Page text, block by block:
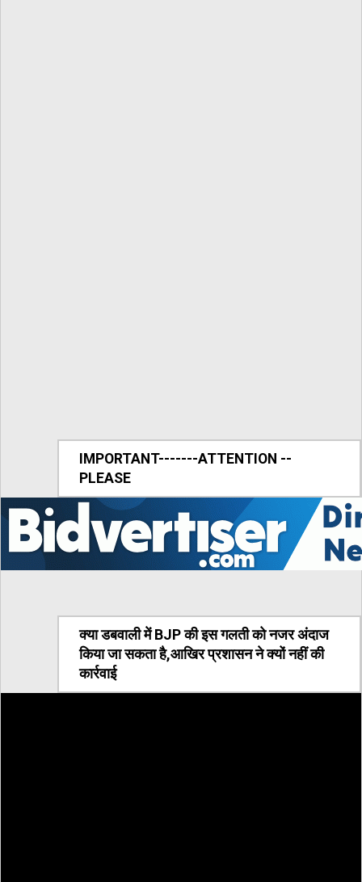
IMPORTANT-------ATTENTION --
PLEASE
क्या डबवाली में BJP की इस गलती को नजर अंदाज
किया जा सकता है,आखिर प्रशासन ने क्यों नहीं की
कार्रवाई